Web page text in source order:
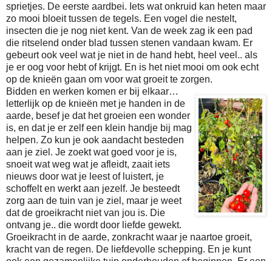
sprietjes. De eerste aardbei. Iets wat onkruid kan heten maar
zo mooi bloeit tussen de tegels. Een vogel die nestelt,
insecten die je nog niet kent. Van de week zag ik een pad
die ritselend onder blad tussen stenen vandaan kwam. Er
gebeurt ook veel wat je niet in de hand hebt, heel veel.. als
je er oog voor hebt of krijgt. En is het niet mooi om ook echt
op de knieën gaan om voor wat groeit te zorgen.
Bidden en werken komen er bij elkaar…
letterlijk op de knieën met je handen in de
aarde, besef je dat het groeien een wonder
is, en dat je er zelf een klein handje bij mag
helpen. Zo kun je ook aandacht besteden
aan je ziel. Je zoekt wat goed voor je is,
snoeit wat weg wat je afleidt, zaait iets
nieuws door wat je leest of luistert, je
schoffelt en werkt aan jezelf. Je besteedt
zorg aan de tuin van je ziel, maar je weet
dat de groeikracht niet van jou is. Die
ontvang je.. die wordt door liefde gewekt.
Groeikracht in de aarde, zonkracht waar je naartoe groeit,
kracht van de regen. De liefdevolle schepping. En je kunt